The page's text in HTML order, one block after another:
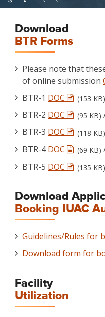
Download
BTR Forms
Please note that
of online submission
BTR-1 DOC (153 KB)
BTR-2 DOC (95 KB)
BTR-3 DOC (118 KB)
BTR-4DOC (69 KB)
BTR-5 DOC (135 KB)
Download
Booking IUAC
Guidelines/Rules for
Download form for
Facility
Utilization